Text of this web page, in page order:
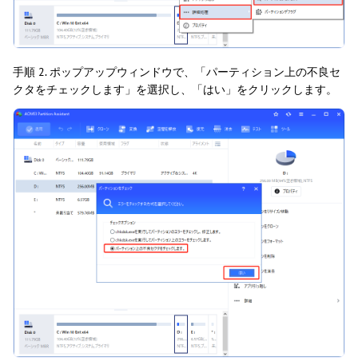
手順 2. ポップアップウィンドウで、「パーティション上の不良セ
クタをチェックします」を選択し、「はい」をクリックします。